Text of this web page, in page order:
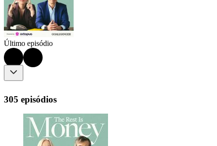
Último episódio
305 episódios